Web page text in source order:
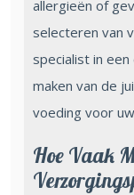
allergieën of
selecteren van
specialist in
maken van de
voeding voor
Hoe Vaak